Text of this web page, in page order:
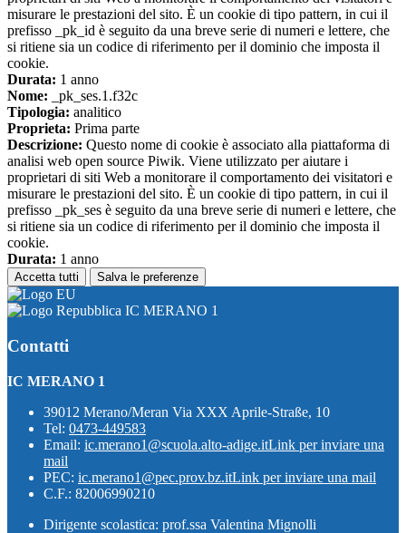
misurare le prestazioni del sito. È un cookie di tipo pattern, in cui il
prefisso _pk_id è seguito da una breve serie di numeri e lettere, che
si ritiene sia un codice di riferimento per il dominio che imposta il
cookie.
Durata: 1 anno
Nome: _pk_ses.1.f32c
Tipologia: analitico
Proprieta: Prima parte
Descrizione: Questo nome di cookie è associato alla piattaforma di
analisi web open source Piwik. Viene utilizzato per aiutare i
proprietari di siti Web a monitorare il comportamento dei visitatori e
misurare le prestazioni del sito. È un cookie di tipo pattern, in cui il
prefisso _pk_ses è seguito da una breve serie di numeri e lettere, che
si ritiene sia un codice di riferimento per il dominio che imposta il
cookie.
Durata: 1 anno
Accetta tutti Salva le preferenze
IC MERANO 1
Contatti
IC MERANO 1
39012 Merano/Meran Via XXX Aprile-Straße, 10
Tel: 0473-449583
Email: ic.merano1@scuola.alto-adige.itLink per inviare una
mail
PEC: ic.merano1@pec.prov.bz.itLink per inviare una mail
C.F.: 82006990210
Dirigente scolastica: prof.ssa Valentina Mignolli